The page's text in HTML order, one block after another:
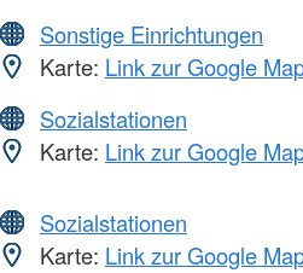
Sonstige Einrichtungen
Karte: Link zur Google
Sozialstationen
Karte: Link zur Google
Sozialstationen
Karte: Link zur Google